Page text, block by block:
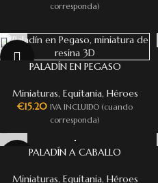
corresponda)
PALADÍN EN PEGASO
Miniaturas, Equitania, Héroes
€15.20 IVA INCLUIDO (cuando
corresponda)
PALADÍN A CABALLO
Miniaturas, Equitania, Héroes